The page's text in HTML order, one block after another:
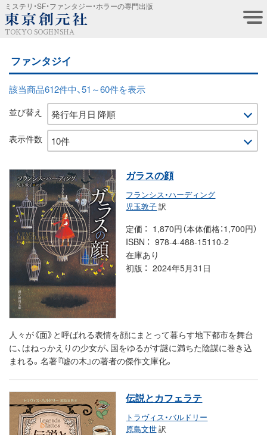
ミステリ・SF・ファンタジー・ホラーの専門出版
TOKYO SOGENSHA
ファンタジイ
該当商品612件中、51～60件を表示
並び替え
表示件数
ガラスの顔
フランシス・ハーディング
児玉敦子訳
定価
1,870円（本体価格：1,700円）
ISBN
978-4-488-15110-2
在庫あり
初版
2024年5月31日
人々が《面》と呼ばれる表情を顔にまとって暮らす地下都市を舞台
に、はねっかえりの少女が、国をゆるがす謎に満ちた陰謀に巻き込
まれる。名著『嘘の木』の著者の傑作文庫化。
伝説とカフェラテ
トラヴィス・バルドリー
原島文世訳